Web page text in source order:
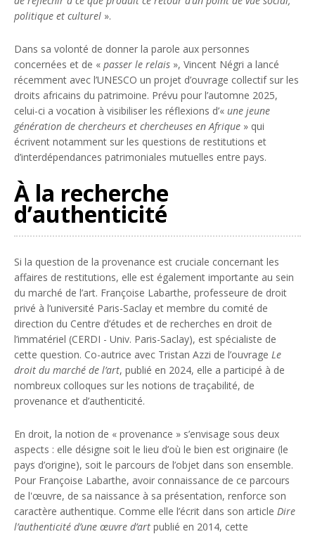
politique et culturel ».
Dans sa volonté de donner la parole aux personnes
concernées et de « passer le relais », Vincent Négri a lancé
récemment avec l’UNESCO un projet d’ouvrage collectif sur les
droits africains du patrimoine. Prévu pour l’automne 2025,
celui-ci a vocation à visibiliser les réflexions d’« une jeune
génération de chercheurs et chercheuses en Afrique » qui
écrivent notamment sur les questions de restitutions et
d’interdépendances patrimoniales mutuelles entre pays.
À la recherche
d’authenticité
Si la question de la provenance est cruciale concernant les
affaires de restitutions, elle est également importante au sein
du marché de l’art. Françoise Labarthe, professeure de droit
privé à l’université Paris-Saclay et membre du comité de
direction du Centre d’études et de recherches en droit de
l’immatériel (CERDI - Univ. Paris-Saclay), est spécialiste de
cette question. Co-autrice avec Tristan Azzi de l’ouvrage Le
droit du marché de l’art, publié en 2024, elle a participé à de
nombreux colloques sur les notions de traçabilité, de
provenance et d’authenticité.
En droit, la notion de « provenance » s’envisage sous deux
aspects : elle désigne soit le lieu d’où le bien est originaire (le
pays d’origine), soit le parcours de l’objet dans son ensemble.
Pour Françoise Labarthe, avoir connaissance de ce parcours
de l'œuvre, de sa naissance à sa présentation, renforce son
caractère authentique. Comme elle l’écrit dans son article Dire
l’authenticité d’une œuvre d’art publié en 2014, cette